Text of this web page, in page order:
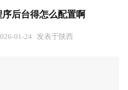
后台得怎么配置啊
01-24 发表于陕西